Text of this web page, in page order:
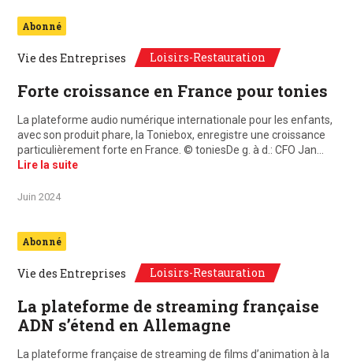
Abonné
Vie des Entreprises Loisirs-Restauration
Forte croissance en France pour tonies
La plateforme audio numérique internationale pour les enfants,
avec son produit phare, la Toniebox, enregistre une croissance
particulièrement forte en France. © toniesDe g. à d.: CFO Jan…
Lire la suite
Juin 2024
Abonné
Vie des Entreprises Loisirs-Restauration
La plateforme de streaming française
ADN s’étend en Allemagne
La plateforme française de streaming de films d’animation à la